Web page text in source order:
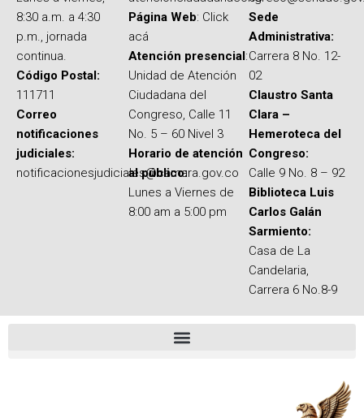
8:30 a.m. a 4:30
p.m., jornada
continua.
Código Postal:
111711
Correo
notificaciones
judiciales:
notificacionesjudiciales@camara.gov.co
Página Web: Click
acá
Atención presencial:
Unidad de Atención
Ciudadana del
Congreso, Calle 11
No. 5 – 60 Nivel 3
Horario de atención
al público:
Lunes a Viernes de
8:00 am a 5:00 pm
Sede
Administrativa:
Carrera 8 No. 12-
02
Claustro Santa
Clara –
Hemeroteca del
Congreso:
Calle 9 No. 8 – 92
Biblioteca Luis
Carlos Galán
Sarmiento:
Casa de La
Candelaria,
Carrera 6 No.8-9